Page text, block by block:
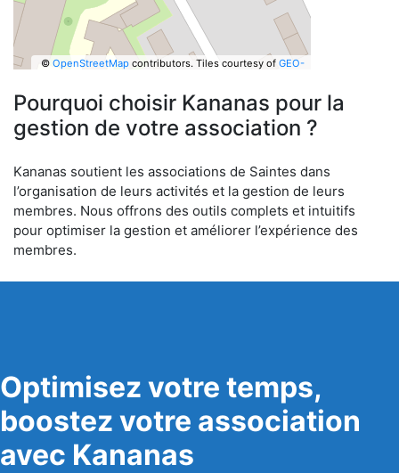
© OpenStreetMapcontributors. Tiles courtesy of GEO-
Pourquoi choisir Kananas pour la
gestion de votre association ?
Kananas soutient les associations de Saintes dans
l’organisation de leurs activités et la gestion de leurs
membres. Nous offrons des outils complets et intuitifs
pour optimiser la gestion et améliorer l’expérience des
membres.
Optimisez votre temps,
boostez votre association
avec Kananas